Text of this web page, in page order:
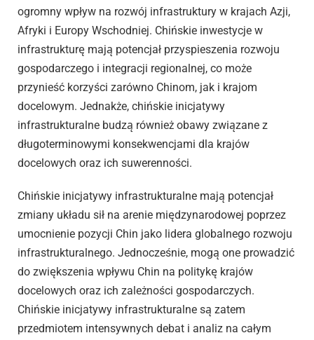
ogromny wpływ na rozwój infrastruktury w krajach Azji,
Afryki i Europy Wschodniej. Chińskie inwestycje w
infrastrukturę mają potencjał przyspieszenia rozwoju
gospodarczego i integracji regionalnej, co może
przynieść korzyści zarówno Chinom, jak i krajom
docelowym. Jednakże, chińskie inicjatywy
infrastrukturalne budzą również obawy związane z
długoterminowymi konsekwencjami dla krajów
docelowych oraz ich suwerenności.
Chińskie inicjatywy infrastrukturalne mają potencjał
zmiany układu sił na arenie międzynarodowej poprzez
umocnienie pozycji Chin jako lidera globalnego rozwoju
infrastrukturalnego. Jednocześnie, mogą one prowadzić
do zwiększenia wpływu Chin na politykę krajów
docelowych oraz ich zależności gospodarczych.
Chińskie inicjatywy infrastrukturalne są zatem
przedmiotem intensywnych debat i analiz na całym